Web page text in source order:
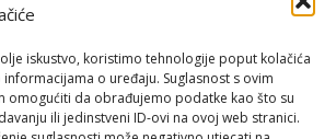
iskustvo, koristimo tehnologije poput kolačića
o uređaju. Suglasnost s ovim
omogućiti da obrađujemo podatke kao što su
ili jedinstveni ID-ovi na ovoj web stranici.